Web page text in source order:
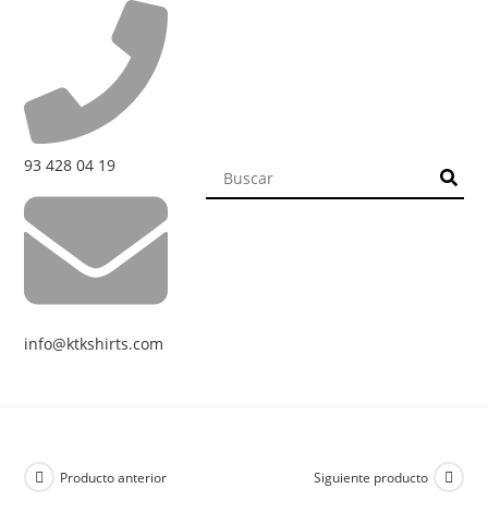
93 428 04 19
info@ktkshirts.com
Producto anterior Siguiente producto